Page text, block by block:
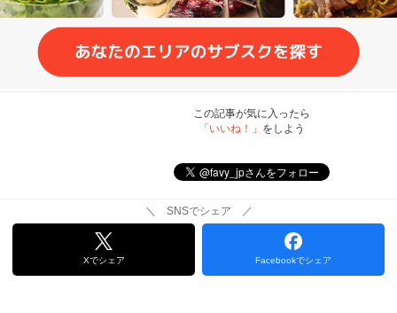
この記事が気に入ったら
「いいね！」 をしよう
＼ SNSでシェア ／
Xでシェア Facebookでシェア